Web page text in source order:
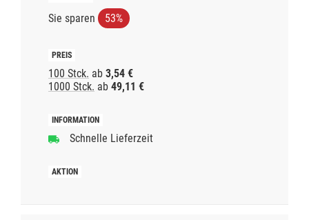
Sie sparen 53%
100 Stck. ab 3,54 €
1000 Stck. ab 49,11 €
Schnelle Lieferzeit